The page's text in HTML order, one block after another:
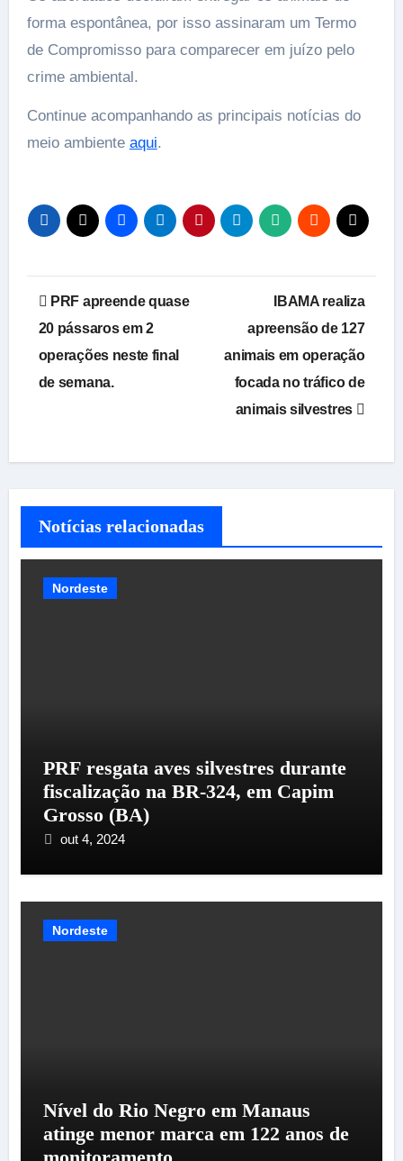
forma espontânea, por isso assinaram um Termo
de Compromisso para comparecer em juízo pelo
crime ambiental.
Continue acompanhando as principais notícias do
meio ambiente aqui.
Navegação
de
Post
PRF apreende quase
20 pássaros em 2
operações neste final
de semana.
IBAMA realiza
apreensão de 127
animais em operação
focada no tráfico de
animais silvestres
Notícias relacionadas
Nordeste
PRF resgata aves silvestres durante
fiscalização na BR-324, em Capim
Grosso (BA)
out 4, 2024
Nordeste
Nível do Rio Negro em Manaus
atinge menor marca em 122 anos de